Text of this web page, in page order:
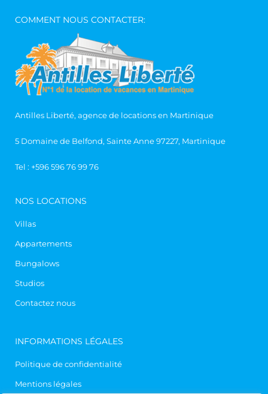
COMMENT NOUS CONTACTER:
Antilles Liberté, agence de locations en Martinique
5 Domaine de Belfond, Sainte Anne 97227, Martinique
Tel : +596 596 76 99 76
NOS LOCATIONS
Villas
Appartements
Bungalows
Studios
Contactez nous
INFORMATIONS LÉGALES
Politique de confidentialité
Mentions légales